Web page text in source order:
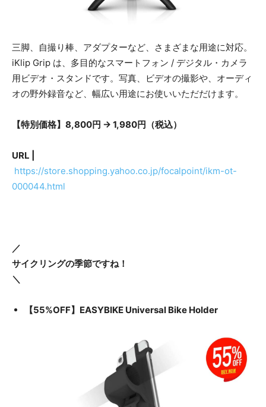
三脚、自撮り棒、アダプターなど、さまざまな用途に対応。
iKlip Grip は、多目的なスマートフォン / デジタル・カメラ
用ビデオ・スタンドです。写真、ビデオの撮影や、オーディ
オの野外録音など、幅広い用途にお使いいただだけます。
【特別価格】8,800円 → 1,980円（税込）
URL |
https://store.shopping.yahoo.co.jp/focalpoint/ikm-ot-
000044.html
／
​サイクリングの季節ですね！
＼
【55%OFF】EASYBIKE Universal Bike Holder